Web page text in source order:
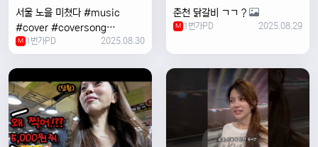
서울 노을 미쳤다 #music
#cover #coversong
#singer #서울 #노을 #한국 #
한강
M 1번가PD 2025.08.30
춘천 닭갈비 ㄱㄱ ?
M 1번가PD 2025.08.29